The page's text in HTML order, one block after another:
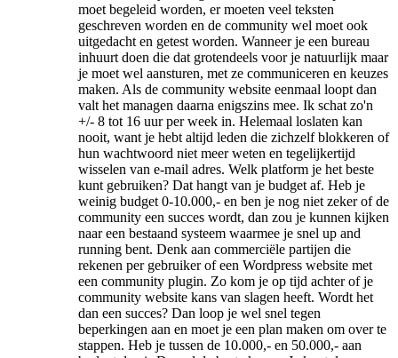
moet begeleid worden, er moeten veel teksten
geschreven worden en de community wel moet ook
uitgedacht en getest worden. Wanneer je een bureau
inhuurt doen die dat grotendeels voor je natuurlijk maar
je moet wel aansturen, met ze communiceren en keuzes
maken. Als de community website eenmaal loopt dan
valt het managen daarna enigszins mee. Ik schat zo'n
+/- 8 tot 16 uur per week in. Helemaal loslaten kan
nooit, want je hebt altijd leden die zichzelf blokkeren of
hun wachtwoord niet meer weten en tegelijkertijd
wisselen van e-mail adres. Welk platform je het beste
kunt gebruiken? Dat hangt van je budget af. Heb je
weinig budget 0-10.000,- en ben je nog niet zeker of de
community een succes wordt, dan zou je kunnen kijken
naar een bestaand systeem waarmee je snel up and
running bent. Denk aan commerciële partijen die
rekenen per gebruiker of een Wordpress website met
een community plugin. Zo kom je op tijd achter of je
community website kans van slagen heeft. Wordt het
dan een succes? Dan loop je wel snel tegen
beperkingen aan en moet je een plan maken om over te
stappen. Heb je tussen de 10.000,- en 50.000,- aan